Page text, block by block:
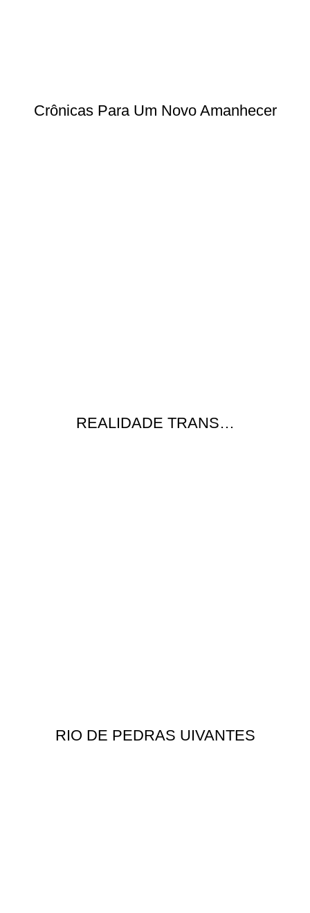
Crônicas Para Um Novo Amanhecer
REALIDADE TRANS…
RIO DE PEDRAS UIVANTES